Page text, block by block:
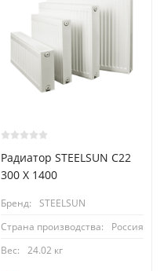
Радиатор STEELSUN С22
300 X 1400
Бренд:
STEELSUN
Страна производства:
Россия
Вес:
24.02 кг